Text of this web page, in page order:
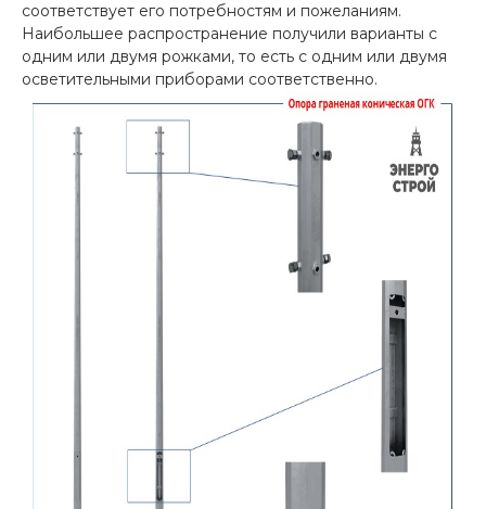
соответствует его потребностям и пожеланиям.
Наибольшее распространение получили варианты с
одним или двумя рожками, то есть с одним или двумя
осветительными приборами соответственно.